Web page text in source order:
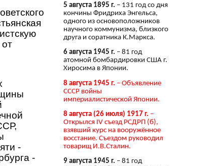
-
-
5 августа 1895 г. – 131 год со дня
кончины Фридриха Энгельса,
одного из основоположников
научного коммунизма, близкого
друга и соратника К.Маркса.
6 августа 1945 г. – 81 год
атомной бомбардировки США г.
Хиросима в Японии.
8 августа 1945 г. – Объявление
СССР войны
империалистической Японии.
8 августа (26 июля) 1917 г. –
Открылся IV съезд РСДРП (б),
взявший курс на вооружённое
восстание. Съездом руководил
товарищ И.В.Сталин.
9 августа 1945 г. – 81 год